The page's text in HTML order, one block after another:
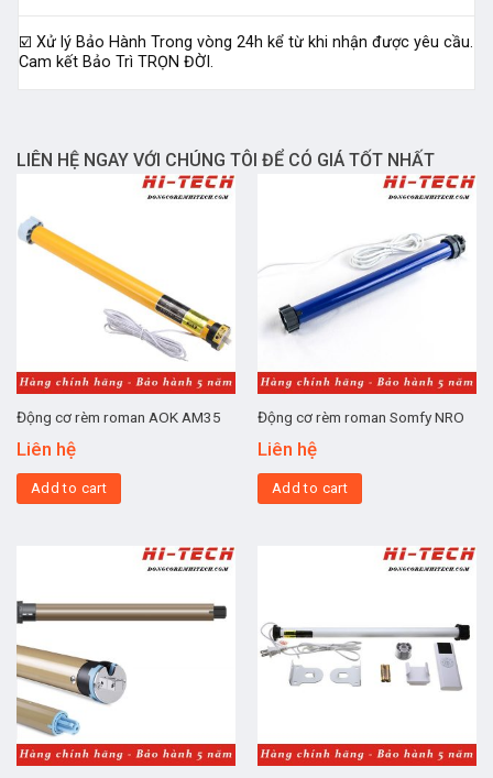
☑️ Xử lý Bảo Hành Trong vòng 24h kể từ khi nhận được yêu cầu.
Cam kết Bảo Trì TRỌN ĐỜI.
LIÊN HỆ NGAY VỚI CHÚNG TÔI ĐỂ CÓ GIÁ TỐT NHẤT
Động cơ rèm roman AOK AM35
Liên hệ
Add to cart
Động cơ rèm roman Somfy NRO
Liên hệ
Add to cart